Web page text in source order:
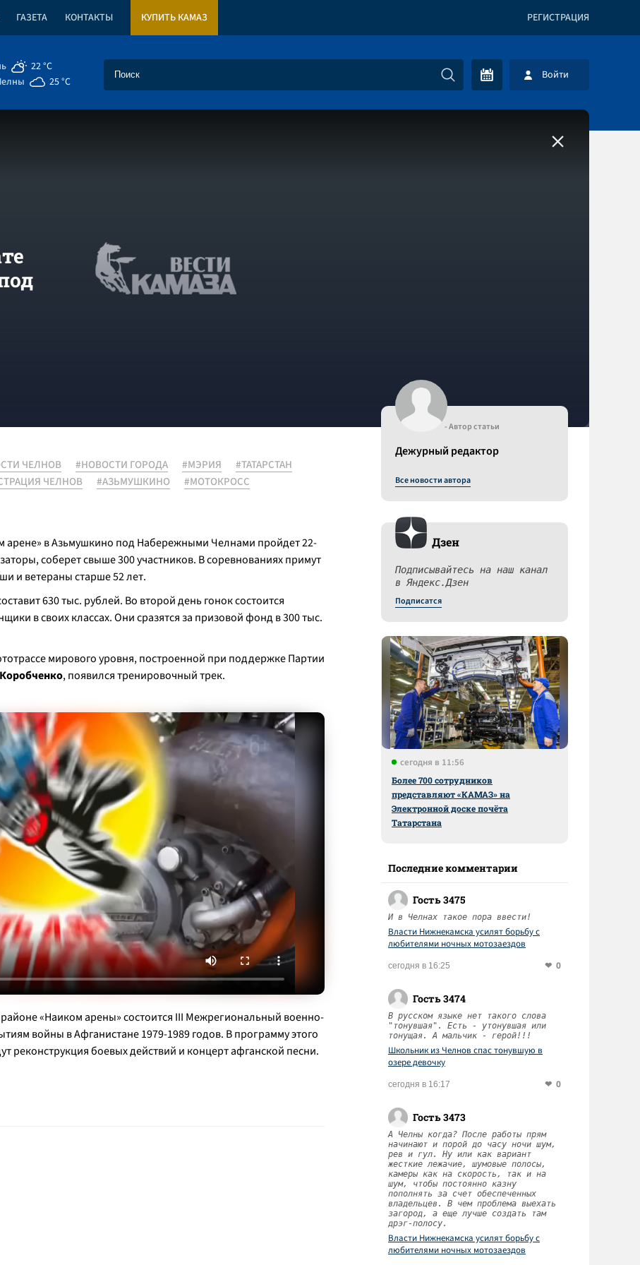
ГАЗЕТА КОНТАКТЫ КУПИТЬ КАМАЗ РЕГИСТРАЦИЯ
22 °C
25 °C Войти
ЧЕЛНОВ #НОВОСТИ ГОРОДА #МЭРИЯ
#ТАТАРСТАН
ЧЕЛНОВ #АЗЬМУШКИНО
#МОТОКРОСС
арене» в Азьмушкино под Набережными Челнами пройдет 22-
соберет свыше 300 участников. В соревнованиях примут
и ветераны старше 52 лет.
630 тыс. рублей. Во второй день гонок состоится
в своих классах. Они сразятся за призовой фонд в 300 тыс.
мирового уровня, построенной при поддержке Партии
, появился тренировочный трек.
«Наиком арены» состоится III Межрегиональный военно-
войны в Афганистане 1979-1989 годов. В программу этого
реконструкция боевых действий и концерт афганской песни.
- Автор статьи
Дежурный редактор
Все новости автора
Дзен
Подписывайтесь на наш канал
в Яндекс.Дзен
Подписатся
сегодня в 11:56
Более 700 сотрудников
представляют «КАМАЗ» на
Электронной доске почёта
Татарстана
Последние комментарии
Гость 3475
И в Челнах такое пора ввести!
Власти Нижнекамска усилят борьбу с
любителями ночных мотозаездов
сегодня в 16:25 0
Гость 3474
В русском языке нет такого слова
"тонувшая". Есть - утонувшая или
тонущая. А мальчик - герой!!!
Школьник из Челнов спас тонувшую в
озере девочку
сегодня в 16:17 0
Гость 3473
А Челны когда? После работы прям
начинают и порой до часу ночи шум,
рев и гул. Ну или как вариант
жесткие лежачие, шумовые полосы,
камеры как на скорость, так и на
шум, чтобы постоянно казну
пополнять за счет обеспеченных
владельцев. В чем проблема выехать
загород, а еще лучше создать там
дрэг-полосу.
Власти Нижнекамска усилят борьбу с
любителями ночных мотозаездов